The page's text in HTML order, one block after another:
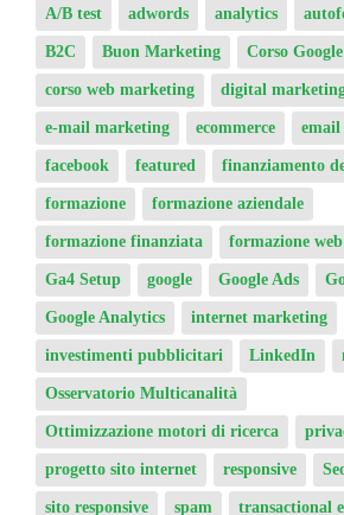
A/B test adwords analytics
B2C Buon Marketing Corso
corso web marketing digital
e-mail marketing ecommerce
facebook featured finanziamento
formazione formazione aziendale
formazione finanziata formazione
Ga4 Setup google Google Ads
Google Analytics internet marketing
investimenti pubblicitari LinkedIn
Osservatorio Multicanalità
Ottimizzazione motori di ricerca
progetto sito internet responsive
sito responsive spam transactional